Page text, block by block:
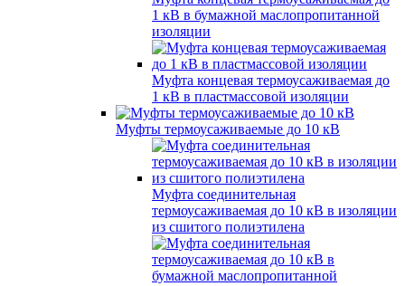
1 кВ в бумажной маслопропитанной
изоляции
Муфта концевая термоусаживаемая до
1 кВ в пластмассовой изоляции
Муфты термоусаживаемые до 10 кВ
Муфта соединительная
термоусаживаемая до 10 кВ в изоляции
из сшитого полиэтилена